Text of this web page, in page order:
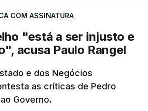
Coelho "está
COM ASSINATURA
"está a ser injusto e
acusa Paulo Rangel
e dos Negócios
as críticas de Pedro
Governo.